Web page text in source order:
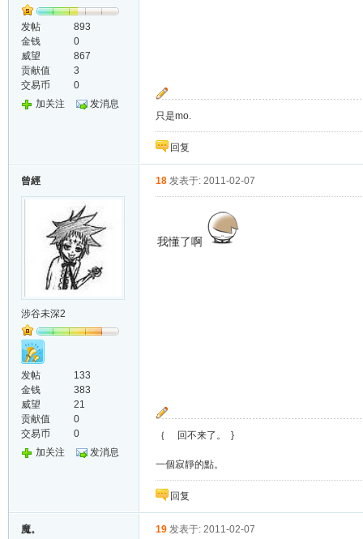
发帖
893
金钱
0
威望
867
贡献值
3
交易币
0
加关注
发消息
只是mo.
回复
曾經
涉谷未深2
发帖
133
金钱
383
威望
21
贡献值
0
交易币
0
加关注
发消息
18 发表于: 2011-02-07
我懂了啊
｛ 回不来了。 }
一個寂靜的點。
回复
魔。 19 发表于: 2011-02-07